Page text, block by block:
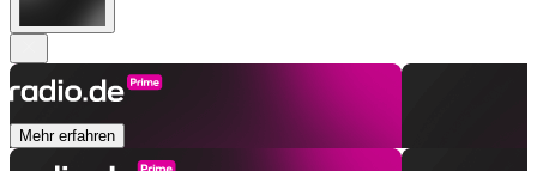
Mehr erfahren